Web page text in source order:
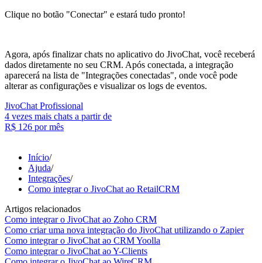
Clique no botão "Conectar" e estará tudo pronto!
Agora, após finalizar chats no aplicativo do JivoChat, você receberá
dados diretamente no seu CRM. Após conectada, a integração
aparecerá na lista de "Integrações conectadas", onde você pode
alterar as configurações e visualizar os logs de eventos.
JivoChat Profissional
4 vezes mais chats a partir de
R$ 126 por mês
Início/
Ajuda/
Integrações/
Como integrar o JivoChat ao RetailCRM
Artigos relacionados
Como integrar o JivoChat ao Zoho CRM
Como criar uma nova integração do JivoChat utilizando o Zapier
Como integrar o JivoChat ao CRM Yoolla
Como integrar o JivoChat ao Y-Clients